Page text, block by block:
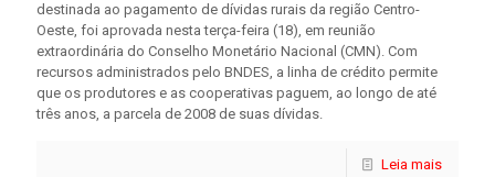
destinada ao pagamento de dívidas rurais da região Centro-
Oeste, foi aprovada nesta terça-feira (18), em reunião
extraordinária do Conselho Monetário Nacional (CMN). Com
recursos administrados pelo BNDES, a linha de crédito permite
que os produtores e as cooperativas paguem, ao longo de até
três anos, a parcela de 2008 de suas dívidas.
Leia mais